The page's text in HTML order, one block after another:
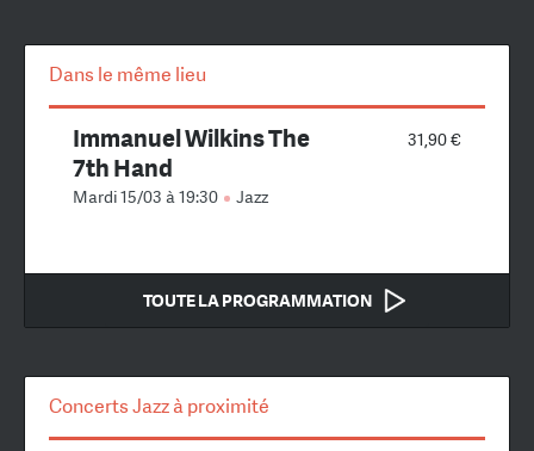
Dans le même lieu
31,90 €
Immanuel Wilkins The
7th Hand
Mardi 15/03 à 19:30 Jazz
TOUTE LA PROGRAMMATION
Concerts Jazz à proximité